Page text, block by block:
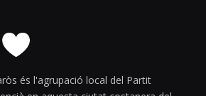
és l'agrupació local del Partit